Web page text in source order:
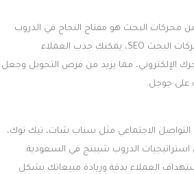
محركات البحث هو مفتاح النجاح في الدروب
شيبنج. من خلال تحسين محركات البحث SEO، يمكنك جذب العملاء
الإلكتروني، مما يزيد من فرص التحويل وجعل
على جوجل.
التواصل الاجتماعي مثل سناب شات، تيك توك،
استراتيجيات الدروب شيبنج في السعودية.
العملاء بدقة وزيادة مبيعاتك بشكل